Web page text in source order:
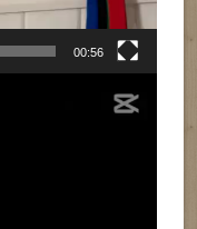
00:56